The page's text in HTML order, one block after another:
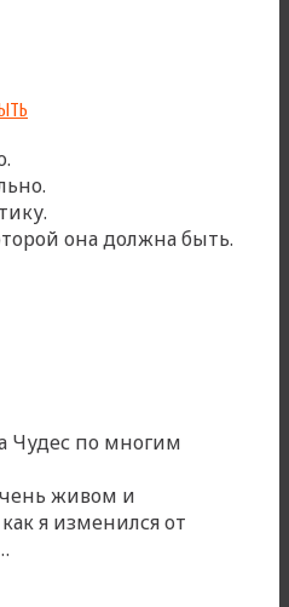
она должна быть.
Чудес по многим
живом и
я изменился от